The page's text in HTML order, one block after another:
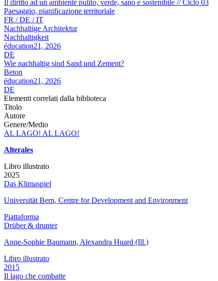
Il diritto ad un ambiente pulito, verde, sano e sostenibile // Ciclo 03
Paesaggio, pianificazione territoriale
FR / DE / IT
Nachhaltige Architektur
Nachhaltigkeit
éducation21, 2026
DE
Wie nachhaltig sind Sand und Zement?
Beton
éducation21, 2026
DE
Elementi correlati dalla biblioteca
Titolo
Autore
Genere/Medio
AL LAGO! AL LAGO!
Alterales
Libro illustrato
2025
Das Klimaspiel
Universität Bern, Centre for Development and Environment
Piattaforma
Drüber & drunter
Anne-Sophie Baumann, Alexandra Huard (Ill.)
Libro illustrato
2015
Il lago che combatte